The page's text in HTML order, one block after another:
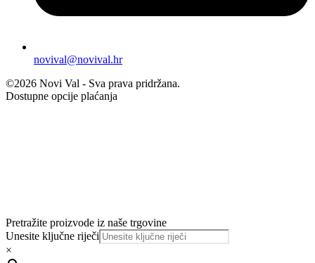
novival@novival.hr
©2026 Novi Val - Sva prava pridržana.
Dostupne opcije plaćanja
Pretražite proizvode iz naše trgovine
Unesite ključne riječi
×